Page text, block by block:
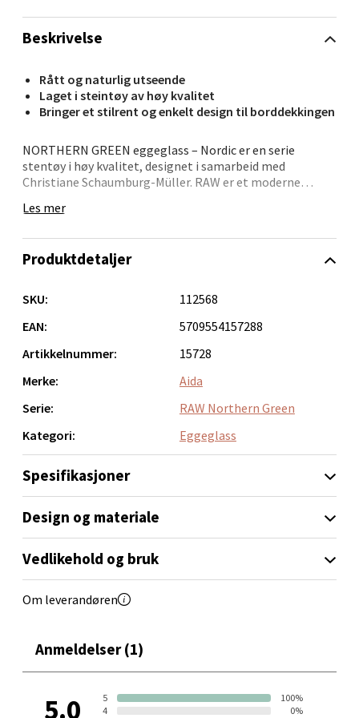
Beskrivelse
Rått og naturlig utseende
Laget i steintøy av høy kvalitet
Bringer et stilrent og enkelt design til borddekkingen
NORTHERN GREEN eggeglass – Nordic er en serie
stentøy i høy kvalitet, designet i samarbeid med
Christiane Schaumburg-Müller. RAW er et moderne
enkelt design og nøytrale, nordiske nyanser. Med en
Les mer
Produktdetaljer
SKU:
112568
EAN:
5709554157288
Artikkelnummer:
15728
Merke:
Aida
Serie:
RAW Northern Green
Kategori:
Eggeglass
Spesifikasjoner
Design og materiale
Vedlikehold og bruk
Om leverandøren
Anmeldelser (1)
5.0 5
100%
4
0%
Orkanger - Thon Senter Orkanger
Thon Senter Orkanger, Orkdalsveien 113, 7300
Åpent i dag 09-20
0 i butikk
Sandvika - Thon Senter Sandvika
Åpent i dag 10-21
Bergen - Thon Senter Sartor
Sartorvegen 12, 5353 Straume
Åpent i dag 10-21
Trondheim - Sirkus Shopping